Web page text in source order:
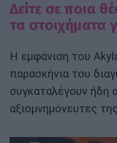
Δείτε σε ποια
τα στοιχήματα
Η εμφάνιση του
παρασκήνια του
συγκαταλέγουν ήδη
αξιομνημόνευτες